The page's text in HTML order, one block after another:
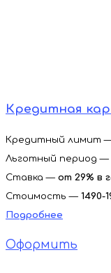
Кредитная
Кредитный лимит
Льготный период —
Ставка — от 29% в
Стоимость — 1490-
Подробнее
Оформить